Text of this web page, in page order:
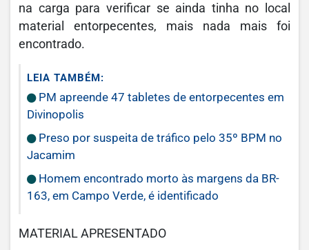
na carga para verificar se ainda tinha no local
material entorpecentes, mais nada mais foi
encontrado.
LEIA TAMBÉM:
PM apreende 47 tabletes de entorpecentes em
Divinopolis
Preso por suspeita de tráfico pelo 35º BPM no
Jacamim
Homem encontrado morto às margens da BR-
163, em Campo Verde, é identificado
MATERIAL APRESENTADO